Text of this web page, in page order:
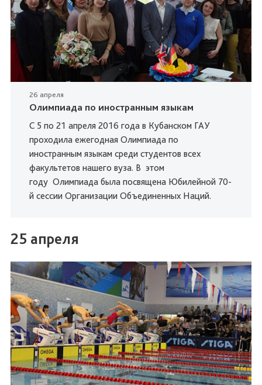
26 апреля
Олимпиада по иностранным языкам
С 5 по 21 апреля 2016 года в Кубанском ГАУ
проходила ежегодная Олимпиада по
иностранным языкам среди студентов всех
факультетов нашего вуза. В этом
году Олимпиада была посвящена Юбилейной 70-
й сессии Организации Объединенных Наций.
25 апреля